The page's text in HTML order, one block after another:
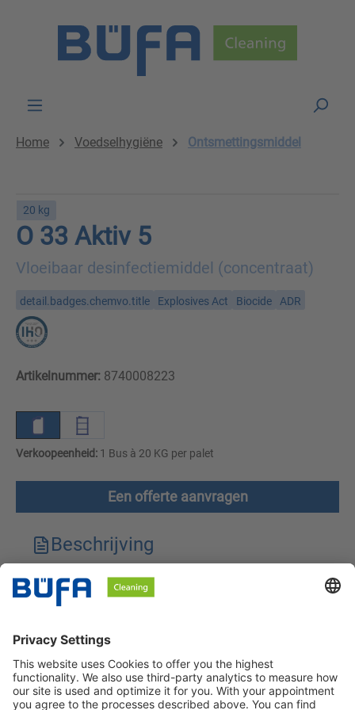
Home Voedselhygiëne Ontsmettingsmiddel
20 kg
O 33 Aktiv 5
Vloeibaar desinfectiemiddel (concentraat)
detail.badges.chemvo.title Explosives Act Biocide ADR
Artikelnummer: 8740008223
Verkoopeenheid: 1 Bus à 20 KG per palet
Een offerte aanvragen
Beschrijving
Technische kenmerken
Veiligheidsinstructies